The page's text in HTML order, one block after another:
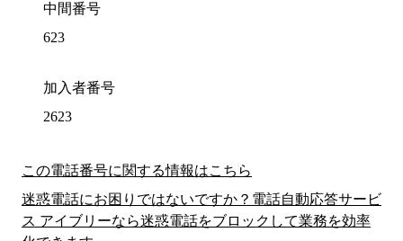
中間番号
623
加入者番号
2623
この電話番号に関する情報はこちら
迷惑電話にお困りではないですか？電話自動応答サービ
ス アイブリーなら迷惑電話をブロックして業務を効率